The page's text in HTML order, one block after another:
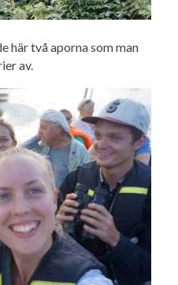
här två aporna som man
av.